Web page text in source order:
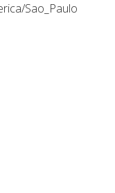
Sao_Paulo